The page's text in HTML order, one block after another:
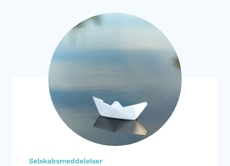
Selskabsmeddelelser